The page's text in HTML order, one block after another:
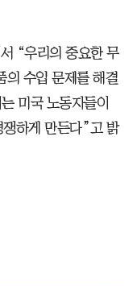
“우리의 중요한 무
의 수입 문제를 해결
미국 노동자들이
하게 만든다”고 밝